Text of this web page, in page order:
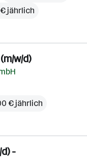
jährlich
w/d)
€ jährlich
-